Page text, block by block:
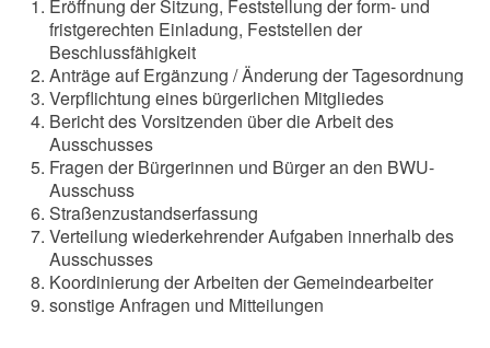
Eröffnung der Sitzung, Feststellung der form- und
fristgerechten Einladung, Feststellen der
Beschlussfähigkeit
Anträge auf Ergänzung / Änderung der Tagesordnung
Verpflichtung eines bürgerlichen Mitgliedes
Bericht des Vorsitzenden über die Arbeit des
Ausschusses
Fragen der Bürgerinnen und Bürger an den BWU-
Ausschuss
Straßenzustandserfassung
Verteilung wiederkehrender Aufgaben innerhalb des
Ausschusses
Koordinierung der Arbeiten der Gemeindearbeiter
sonstige Anfragen und Mitteilungen